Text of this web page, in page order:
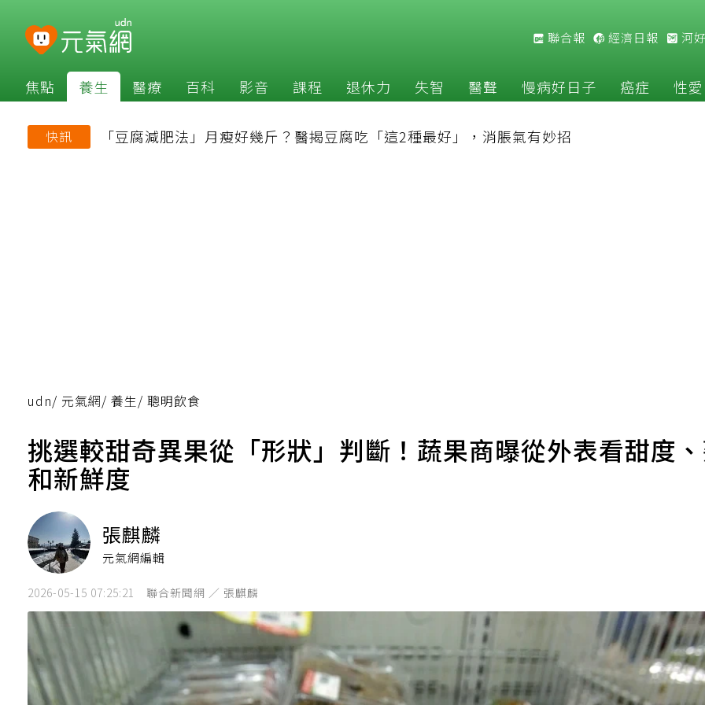
聯合報 經濟日報 河
焦點 養生 醫療 百科 影音 課程 退休力 失智 醫聲 慢病好日子 癌症 性愛
快訊 「豆腐減肥法」月瘦好幾斤？醫揭豆腐吃「這2種最好」，消脹氣有妙招
udn/ 元氣網/ 養生/ 聰明飲食
挑選較甜奇異果從「形狀」判斷！蔬果商曝從外表看甜度
和新鮮度
張麒麟
元氣網編輯
2026-05-15 07:25:21 聯合新聞網 ／ 張麒麟